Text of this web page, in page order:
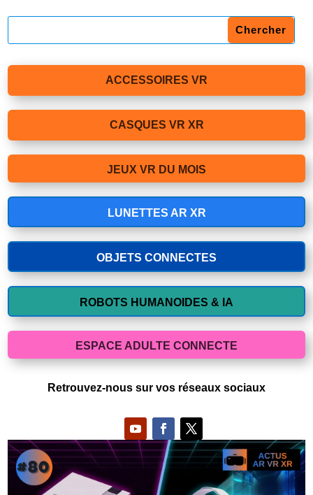
ACCESSOIRES VR
CASQUES VR XR
JEUX VR DU MOIS
LUNETTES AR XR
OBJETS CONNECTES
ROBOTS HUMANOIDES & IA
ESPACE ADULTE CONNECTE
Retrouvez-nous sur vos réseaux sociaux